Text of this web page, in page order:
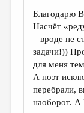
Благодарю
Насчёт
– вроде не
задачи!))
для меня
А поэт
перебрали,
наоборот. А